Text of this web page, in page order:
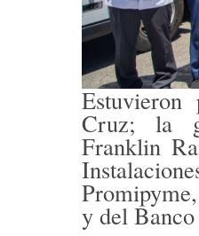
Cruz; la
Franklin
y del